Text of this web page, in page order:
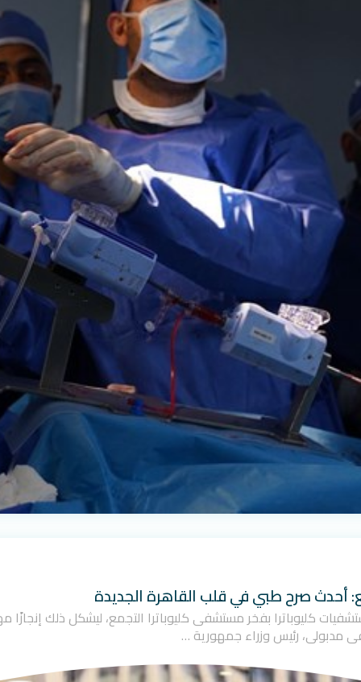
أحدث صرح طبي في قلب القاهرة الجديدة
مجموعة مستشفيات كليوباترا بفخر مستشفى كليوباترا التجمع، ليشكل ذلك
مدبولي، رئيس وزراء جمهورية …